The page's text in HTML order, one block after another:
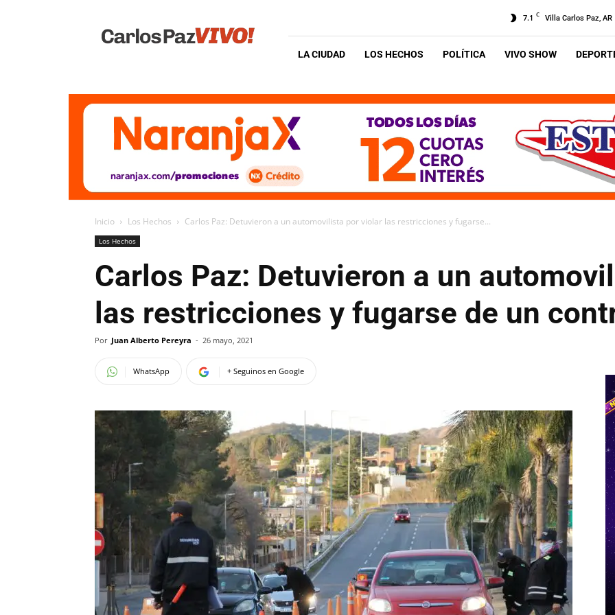
Vivo
7.1 C Villa Carlos Paz, AR
LA CIUDAD LOS HECHOS POLÍTICA VIVO SHOW
Inicio Los Hechos Carlos Paz: Detuvieron a un automovilista por violar las restricciones y fugarse...
Los Hechos
Carlos Paz: Detuvieron a un
las restricciones y fugarse de un
Por Juan Alberto Pereyra - 26 mayo, 2021
WhatsApp + Seguinos en Google